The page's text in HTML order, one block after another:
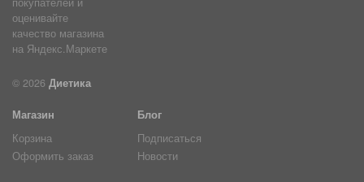
© 2026 Диетика
Магазин
Корзина
Оформить заказ
Блог
Подписаться
Новости